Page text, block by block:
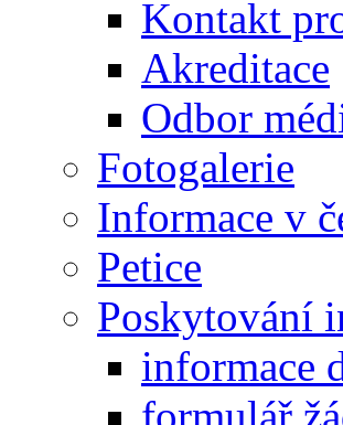
Kontakt
Akreditace
Odbor
Fotogalerie
Informace v
Petice
Poskytování
informace
formulář